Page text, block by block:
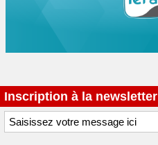
Inscription à la newsletter